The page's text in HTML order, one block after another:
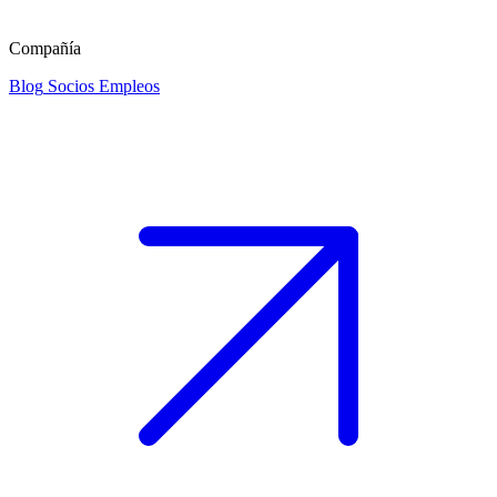
Compañía
Blog Socios Empleos